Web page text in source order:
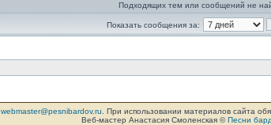
Подходящих тем или сообщений не
Показать сообщения за:
webmaster@pesnibardov.ru . При использовании материалов сайта
Веб-мастер Анастасия Смоленская ©Песни